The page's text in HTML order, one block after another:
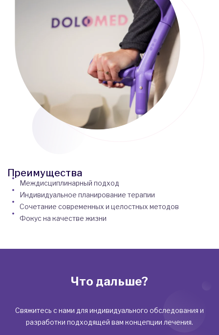
Преимущества
Междисциплинарный подход
Индивидуальное планирование терапии
Сочетание современных и целостных методов
Фокус на качестве жизни
Что дальше?
Свяжитесь с нами для индивидуального обследования и
разработки подходящей вам концепции лечения.